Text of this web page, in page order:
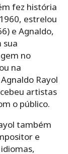
fez história
estrelou
e Agnaldo,
sua
no
na
Rayol
artistas
o público.
também
e